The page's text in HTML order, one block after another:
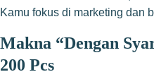
Kamu fokus di marketing dan
Makna “Dengan
200 Pcs